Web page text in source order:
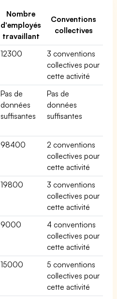
Nombre
d'employés
travaillant
Conventions
collectives
12300
3 conventions
collectives pour
cette activité
Pas de
données
suffisantes
Pas de
données
suffisantes
98400
2 conventions
collectives pour
cette activité
19800
3 conventions
collectives pour
cette activité
9000
4 conventions
collectives pour
cette activité
15000
5 conventions
collectives pour
cette activité